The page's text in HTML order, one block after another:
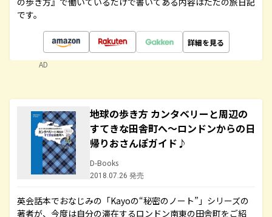
です。
詳細を見る
AD
地球の歩き方 カンタベリーと周辺の
すてきな田舎町へ～ロンドンからの日
帰りおさんぽガイド♪
D-Books
2018.07.26 発売
英会話本でおなじみの「Kayoの“秘密のノート”」シリーズの
著者が、今度は自分の滞在するロンドン南東の田舎町をご紹